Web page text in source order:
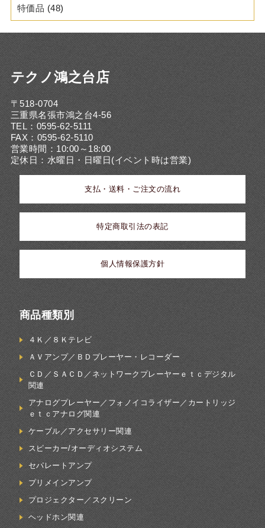
特価品 (48)
テクノ鴻之台店
〒518-0704
三重県名張市鴻之台4-56
TEL：0595-62-5111
FAX：0595-62-5110
営業時間：10:00～18:00
定休日：水曜日・日曜日(イベント時は営業)
支払・送料・ご注文の流れ
特定商取引法の表記
個人情報保護方針
商品種類別
４Ｋ／８Ｋテレビ
ＡＶアンプ／ＢＤプレーヤー・レコーダー
ＣＤ／ＳＡＣＤ／ネットワークプレーヤーｅｔｃデジタル
関連
アナログプレーヤー／フォノイコライザー／カートリッジ
ｅｔｃアナログ関連
ケーブル／アクセサリー関連
スピーカー/オーディオシステム
セパレートアンプ
プリメインアンプ
プロジェクター／スクリーン
ヘッドホン関連